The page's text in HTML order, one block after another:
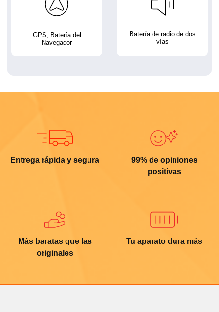
GPS, Batería del
Navegador
Batería de radio de dos
vías
Entrega rápida y segura
99% de opiniones
positivas
Más baratas que las
originales
Tu aparato dura más